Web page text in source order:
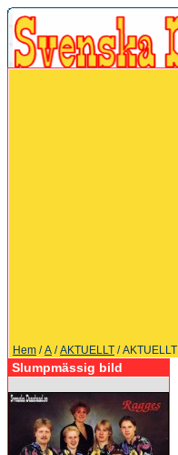
Hem /A /AKTUELLT / AKTUELLT
Slumpmässig bild